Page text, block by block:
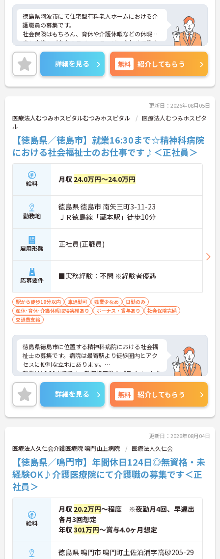
徳島県阿波市にて住宅型有料老人ホームにおける介
護職員の募集です。
社会保険はもちろん、育休や介護休暇などの休暇制
度も完備！ご自身のライフステージに合わせて働き
やすい環境が整っています◎
マイカー通勤OK 無料駐車場完備なので、通勤のス
トレスが少ないのも嬉しいポイントです。
あなたの経験やスキルを活かして、高齢者の皆さま
が安心して過ごせる空間づくりにチャレンジしてみ
ご興味ある方には、面接対策ポイントなど、詳細を
詳細を見る 無料 紹介してもらう
更新日：2026年08月05日
医療法人むつみホスピタルむつみホスピタル
医療法人むつみホスピタ
ル
【徳島県／徳島市】就業16:30まで☆精神科病院
における社会福祉士のお仕事です♪＜正社員＞
給料 月収 24.0万円～24.0万円
勤務地
徳島県 徳島市 南矢三町3-11-23
ＪＲ徳島線「蔵本駅」徒歩10分
雇用形態 正社員(正職員)
応募要件 ■実務経験：不問 ※経験者優遇
駅から徒歩10分以内 車通勤可 残業少なめ
日勤のみ
産休･育休･介護休暇取得実績あり
ボーナス・賞与あり
社会保険完備
交通費支給
徳島県徳島市に位置する精神科病院における社会福
祉士の募集です。病院は最寄駅より徒歩圏内とアク
セスに便利な立地にあります。
就業は16:30までです。勤務終了後のプライベートな
時間も充実させることができます。また、育児休業
や介護休業の取得実績があり、ライフステージが変
化しても働ける職場環境です。
ご興味のある方には、面接対策ポイントなど、さら
に詳細をご案内しますのでお気軽にご相談くださ
詳細を見る 無料 紹介してもらう
更新日：2026年08月04日
医療法人久仁会介護医療院 鳴門山上病院 医療法人久仁会
【徳島県／鳴門市】年間休日124日◎無資格・未
経験OK♪介護医療院にて介護職の募集です＜正
社員＞
給料
月収 20.2万円～程度 ※夜勤月4回、早遅出
各月3回想定
年収301万円～賞与4.0ヶ月想定
徳島県 鳴門市 鳴門町土佐泊浦字高砂205-29